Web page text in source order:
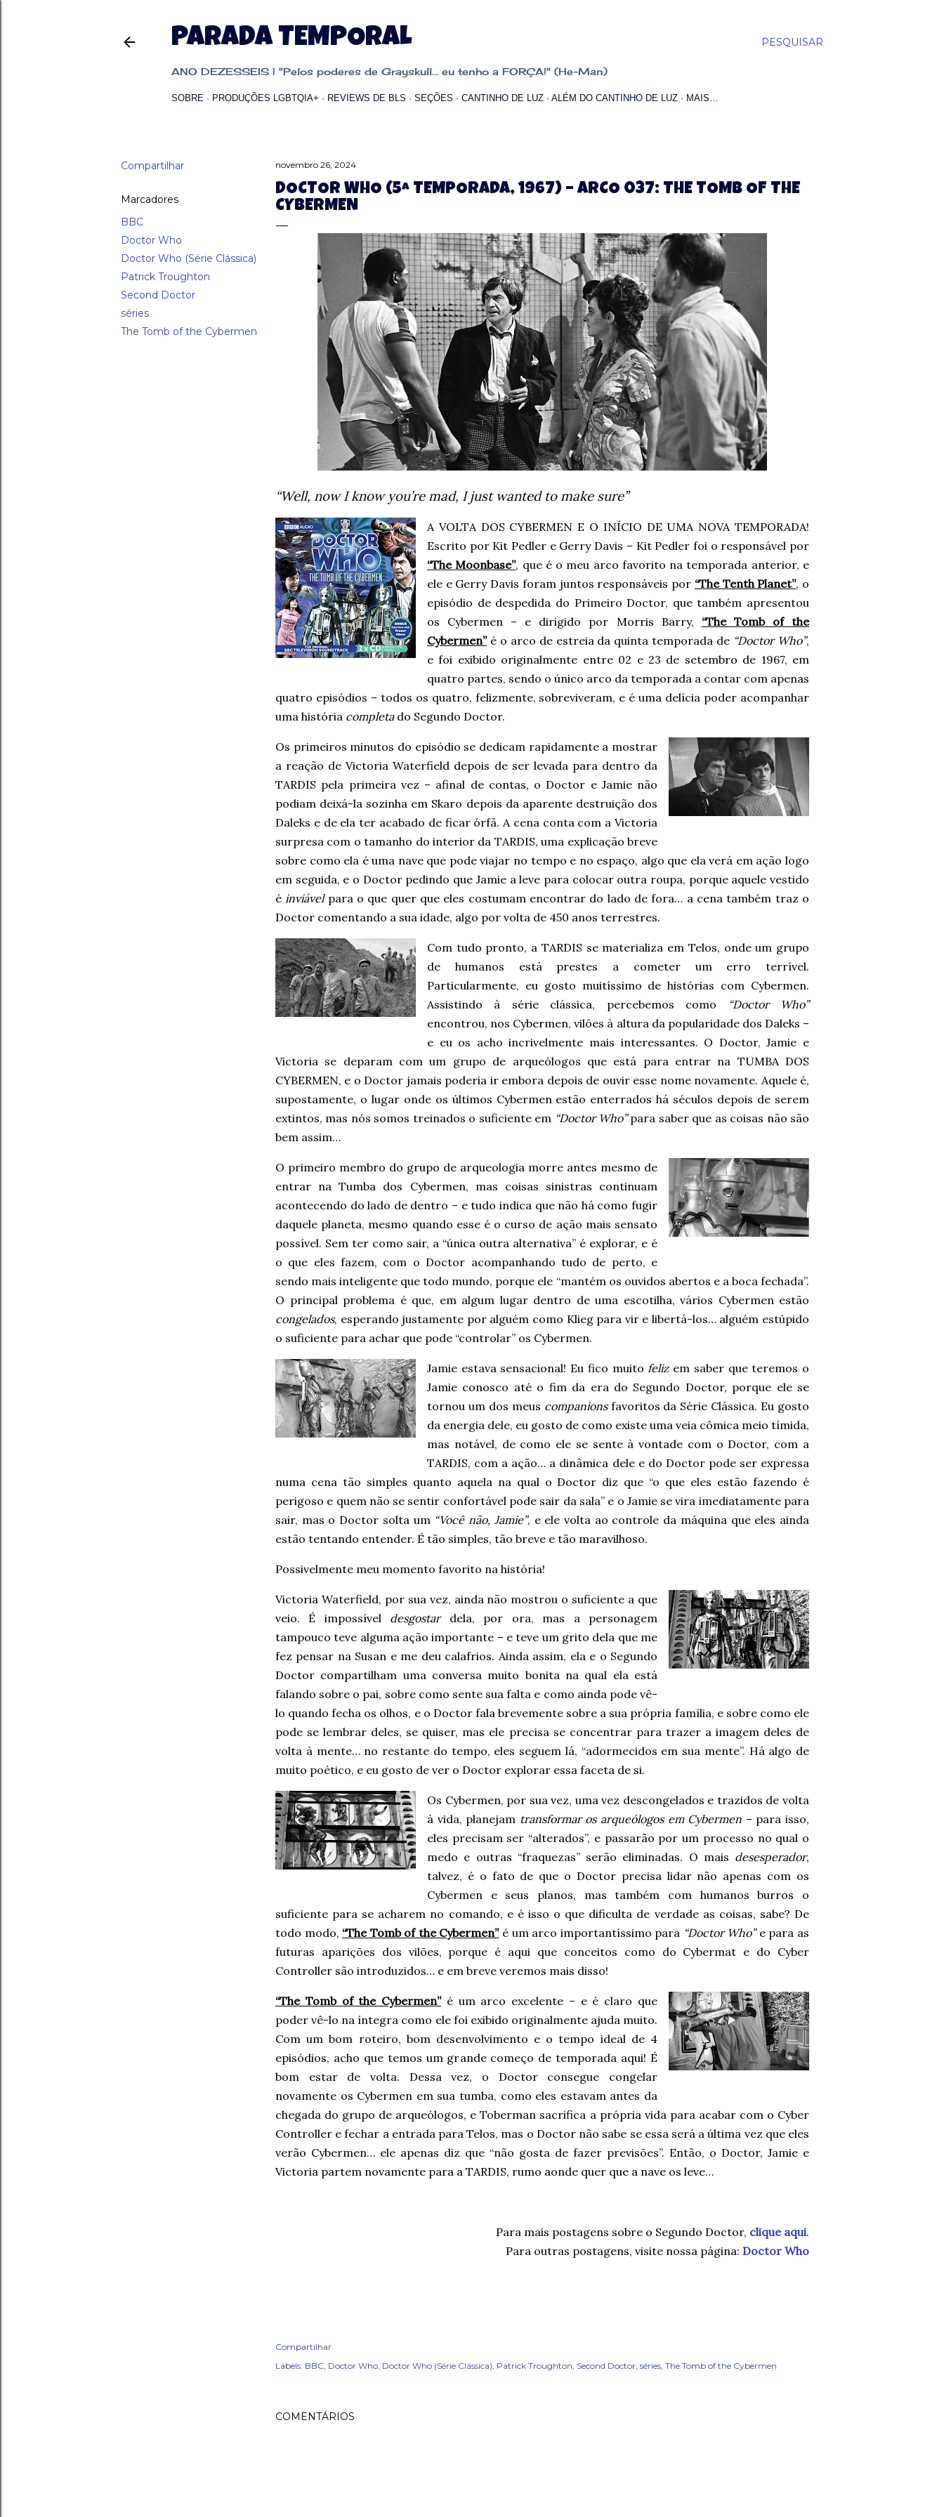
PESQUISAR
PARADA TEMPORAL
ANO DEZESSEIS | "Pelos poderes de Grayskull... eu tenho a FORÇA!" (He-Man)
SOBRE PRODUÇÕES LGBTQIA+ REVIEWS DE BLS SEÇÕES CANTINHO DE LUZ ALÉM DO CANTINHO DE LUZ MAIS…
Compartilhar
Marcadores
BBC
Doctor Who
Doctor Who (Série Clássica)
Patrick Troughton
Second Doctor
séries
The Tomb of the Cybermen
novembro 26, 2024
DOCTOR WHO (5ª TEMPORADA, 1967) – ARCO 037: THE TOMB OF THE
CYBERMEN
“Well, now I know you’re mad, I just wanted to make sure”
A VOLTA DOS CYBERMEN E O INÍCIO DE UMA NOVA TEMPORADA!
Escrito por Kit Pedler e Gerry Davis – Kit Pedler foi o responsável por
“The Moonbase”, que é o meu arco favorito na temporada anterior, e
ele e Gerry Davis foram juntos responsáveis por “The Tenth Planet”, o
episódio de despedida do Primeiro Doctor, que também apresentou
os Cybermen – e dirigido por Morris Barry, “The Tomb of the
Cybermen”é o arco de estreia da quinta temporada de “Doctor Who”,
e foi exibido originalmente entre 02 e 23 de setembro de 1967, em
quatro partes, sendo o único arco da temporada a contar com apenas
quatro episódios – todos os quatro, felizmente, sobreviveram, e é uma delícia poder acompanhar
uma história completado Segundo Doctor.
Os primeiros minutos do episódio se dedicam rapidamente a mostrar
a reação de Victoria Waterfield depois de ser levada para dentro da
TARDIS pela primeira vez – afinal de contas, o Doctor e Jamie não
podiam deixá-la sozinha em Skaro depois da aparente destruição dos
Daleks e de ela ter acabado de ficar órfã. A cena conta com a Victoria
surpresa com o tamanho do interior da TARDIS, uma explicação breve
sobre como ela é uma nave que pode viajar no tempo e no espaço, algo que ela verá em ação logo
em seguida, e o Doctor pedindo que Jamie a leve para colocar outra roupa, porque aquele vestido
éinviávelpara o que quer que eles costumam encontrar do lado de fora… a cena também traz o
Doctor comentando a sua idade, algo por volta de 450 anos terrestres.
Com tudo pronto, a TARDIS se materializa em Telos, onde um grupo
de humanos está prestes a cometer um erro terrível.
Particularmente, eu gosto muitíssimo de histórias com Cybermen.
Assistindo à série clássica, percebemos como
“Doctor Who”
encontrou, nos Cybermen, vilões à altura da popularidade dos Daleks –
e eu os acho incrivelmente mais interessantes. O Doctor, Jamie e
Victoria se deparam com um grupo de arqueólogos que está para entrar na TUMBA DOS
CYBERMEN, e o Doctor jamais poderia ir embora depois de ouvir esse nome novamente. Aquele é,
supostamente, o lugar onde os últimos Cybermen estão enterrados há séculos depois de serem
extintos, mas nós somos treinados o suficiente em “Doctor Who”para saber que as coisas não são
bem assim…
O primeiro membro do grupo de arqueologia morre antes mesmo de
entrar na Tumba dos Cybermen, mas coisas sinistras continuam
acontecendo do lado de dentro – e tudo indica que não há como fugir
daquele planeta, mesmo quando esse é o curso de ação mais sensato
possível. Sem ter como sair, a “única outra alternativa” é explorar, e é
o que eles fazem, com o Doctor acompanhando tudo de perto, e
sendo mais inteligente que todo mundo, porque ele “mantém os ouvidos abertos e a boca fechada”.
O principal problema é que, em algum lugar dentro de uma escotilha, vários Cybermen estão
congelados, esperando justamente por alguém como Klieg para vir e libertá-los… alguém estúpido
o suficiente para achar que pode “controlar” os Cybermen.
Jamie estava sensacional! Eu fico muito felizem saber que teremos o
Jamie conosco até o fim da era do Segundo Doctor, porque ele se
tornou um dos meus companionsfavoritos da Série Clássica. Eu gosto
da energia dele, eu gosto de como existe uma veia cômica meio tímida,
mas notável, de como ele se sente à vontade com o Doctor, com a
TARDIS, com a ação… a dinâmica dele e do Doctor pode ser expressa
numa cena tão simples quanto aquela na qual o Doctor diz que “o que eles estão fazendo é
perigoso e quem não se sentir confortável pode sair da sala” e o Jamie se vira imediatamente para
sair, mas o Doctor solta um “Você não, Jamie”, e ele volta ao controle da máquina que eles ainda
estão tentando entender. É tão simples, tão breve e tão maravilhoso.
Possivelmente meu momento favorito na história!
Victoria Waterfield, por sua vez, ainda não mostrou o suficiente a que
veio. É impossível desgostardela, por ora, mas a personagem
tampouco teve alguma ação importante – e teve um grito dela que me
fez pensar na Susan e me deu calafrios. Ainda assim, ela e o Segundo
Doctor compartilham uma conversa muito bonita na qual ela está
falando sobre o pai, sobre como sente sua falta e como ainda pode vê-
lo quando fecha os olhos, e o Doctor fala brevemente sobre a sua própria família, e sobre como ele
pode se lembrar deles, se quiser, mas ele precisa se concentrar para trazer a imagem deles de
volta à mente… no restante do tempo, eles seguem lá, “adormecidos em sua mente”. Há algo de
muito poético, e eu gosto de ver o Doctor explorar essa faceta de si.
Os Cybermen, por sua vez, uma vez descongelados e trazidos de volta
à vida, planejam transformar os arqueólogos em Cybermen – para isso,
eles precisam ser “alterados”, e passarão por um processo no qual o
medo e outras “fraquezas” serão eliminadas. O mais desesperador,
talvez, é o fato de que o Doctor precisa lidar não apenas com os
Cybermen e seus planos, mas também com humanos burros o
suficiente para se acharem no comando, e é isso o que dificulta de verdade as coisas, sabe? De
todo modo, “The Tomb of the Cybermen”é um arco importantíssimo para “Doctor Who”e para as
futuras aparições dos vilões, porque é aqui que conceitos como do Cybermat e do Cyber
Controller são introduzidos… e em breve veremos mais disso!
“The Tomb of the Cybermen”é um arco excelente – e é claro que
poder vê-lo na íntegra como ele foi exibido originalmente ajuda muito.
Com um bom roteiro, bom desenvolvimento e o tempo ideal de 4
episódios, acho que temos um grande começo de temporada aqui! É
bom estar de volta. Dessa vez, o Doctor consegue congelar
novamente os Cybermen em sua tumba, como eles estavam antes da
chegada do grupo de arqueólogos, e Toberman sacrifica a própria vida para acabar com o Cyber
Controller e fechar a entrada para Telos, mas o Doctor não sabe se essa será a última vez que eles
verão Cybermen… ele apenas diz que “não gosta de fazer previsões”. Então, o Doctor, Jamie e
Victoria partem novamente para a TARDIS, rumo aonde quer que a nave os leve…
Para mais postagens sobre o Segundo Doctor, clique aqui.
Para outras postagens, visite nossa página: Doctor Who
Compartilhar
Labels: BBC Doctor Who Doctor Who (Série Clássica) Patrick Troughton Second Doctor séries The Tomb of the Cybermen
COMENTÁRIOS